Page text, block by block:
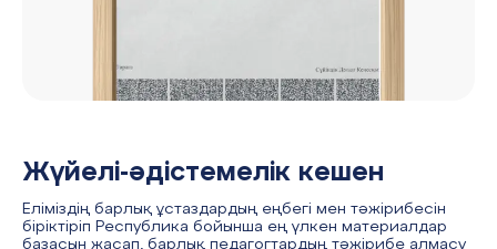
Жүйелі-әдістемелік кешен
Еліміздің барлық ұстаздардың еңбегі мен тәжірибесін
біріктіріп Республика бойынша ең үлкен материалдар
базасын жасап, барлық педагогтардың тәжірибе алмасу